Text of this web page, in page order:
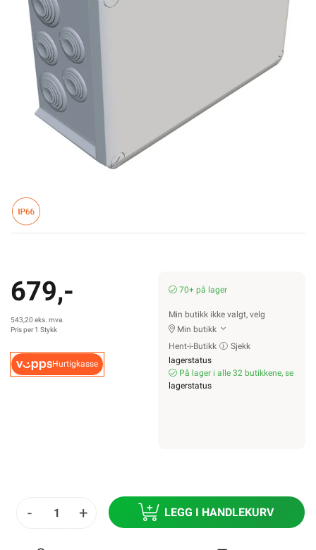
679,-
543,20 eks. mva.
Pris per 1 Stykk
Hurtigkasse
70+ på lager
Min butikk ikke valgt, velg
Min butikk
Hent-i-Butikk
Sjekk
lagerstatus
På lager i alle 32 butikkene, se
lagerstatus
- + LEGG I HANDLEKURV